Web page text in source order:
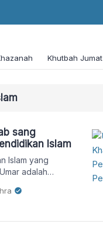
Khutbah Jumat
sang
Islam
Islam yang
adalah
panglima perang
di berbagai